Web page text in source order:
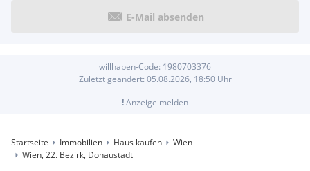
E-Mail absenden
willhaben-Code: 1980703376
Zuletzt geändert: 05.08.2026, 18:50Uhr
!Anzeige melden
Startseite Immobilien Haus kaufen
Wien
Wien, 22. Bezirk, Donaustadt